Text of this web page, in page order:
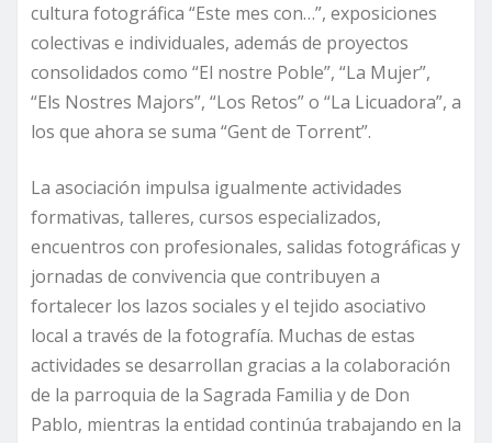
cultura fotográfica “Este mes con…”, exposiciones
colectivas e individuales, además de proyectos
consolidados como “El nostre Poble”, “La Mujer”,
“Els Nostres Majors”, “Los Retos” o “La Licuadora”, a
los que ahora se suma “Gent de Torrent”.
La asociación impulsa igualmente actividades
formativas, talleres, cursos especializados,
encuentros con profesionales, salidas fotográficas y
jornadas de convivencia que contribuyen a
fortalecer los lazos sociales y el tejido asociativo
local a través de la fotografía. Muchas de estas
actividades se desarrollan gracias a la colaboración
de la parroquia de la Sagrada Familia y de Don
Pablo, mientras la entidad continúa trabajando en la